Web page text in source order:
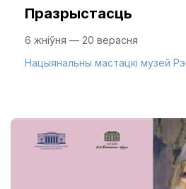
Празрыстасць
6 жніўня — 20 верасня
Нацыянальны мастацкі музей